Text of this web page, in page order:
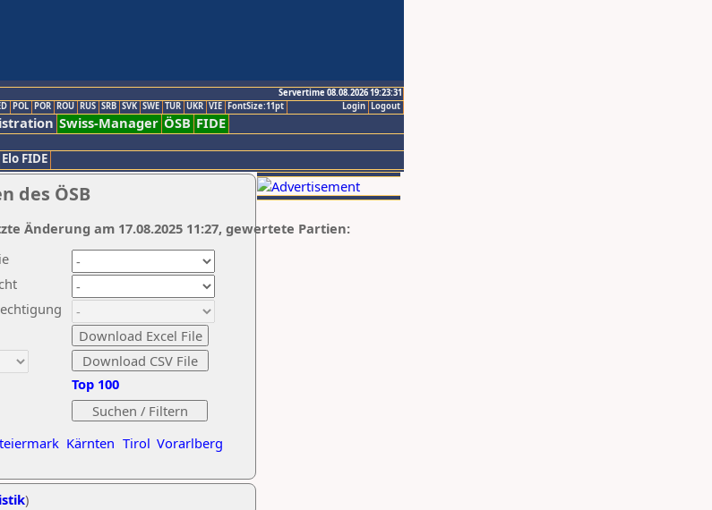
Servertime 08.08.2026 19:23:31
Logout
Login
POL POR ROU RUS SRB SVK SWE TUR UKR VIE FontSize:11pt
Swiss-Manager ÖSB FIDE
Elo FIDE
des ÖSB
Kärnten Tirol Vorarlberg
Top 100
Änderung am 17.08.2025 11:27, gewertete Partien:
)